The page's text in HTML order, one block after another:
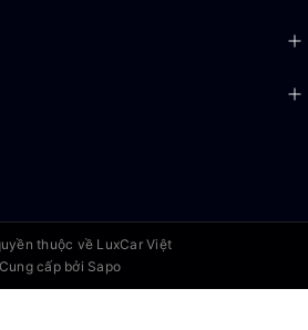
thuộc về LuxCar Việt
Cung cấp bởi Sapo